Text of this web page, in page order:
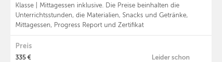
Klasse | Mittagessen inklusive. Die Preise beinhalten die
Unterrichtsstunden, die Materialien, Snacks und Getränke,
Mittagessen, Progress Report und Zertifikat
Preis
335 €
Leider schon